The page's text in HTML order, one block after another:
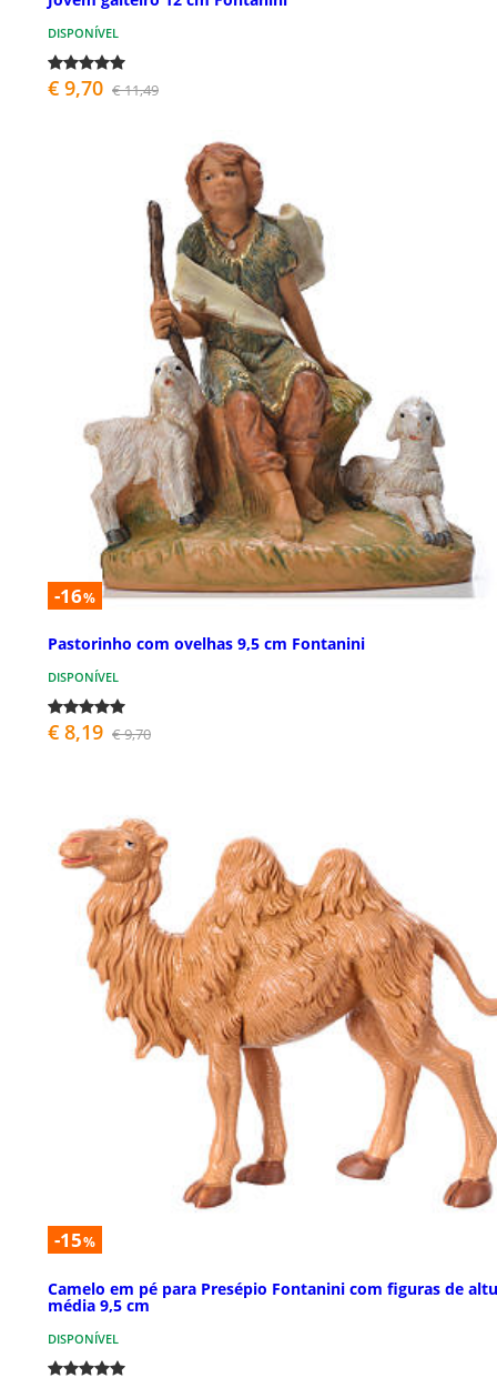
DISPONÍVEL
€ 9,70 € 11,49
-16%
Pastorinho com ovelhas 9,5 cm Fontanini
DISPONÍVEL
€ 8,19 € 9,70
-15%
Camelo em pé para Presépio Fontanini com figuras de
média 9,5 cm
DISPONÍVEL